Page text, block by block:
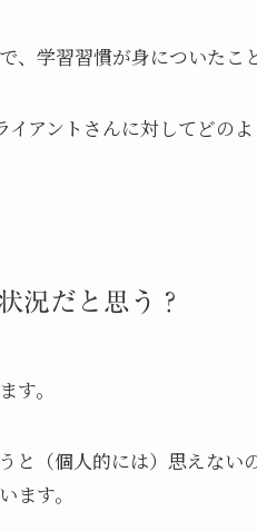
学習習慣が身についたこ
アントさんに対してどの
況だと思う？
す。
（個人的には）思えない
ます。